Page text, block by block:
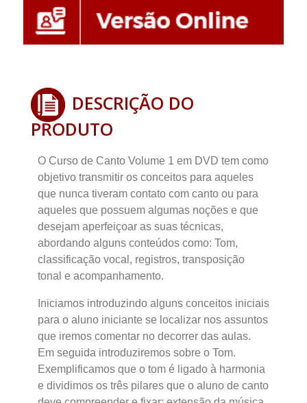
DESCRIÇÃO DO
PRODUTO
O Curso de Canto Volume 1 em DVD tem como
objetivo transmitir os conceitos para aqueles
que nunca tiveram contato com canto ou para
aqueles que possuem algumas noções e que
desejam aperfeiçoar as suas técnicas,
abordando alguns conteúdos como: Tom,
classificação vocal, registros, transposição
tonal e acompanhamento.
Iniciamos introduzindo alguns conceitos iniciais
para o aluno iniciante se localizar nos assuntos
que iremos comentar no decorrer das aulas.
Em seguida introduziremos sobre o Tom.
Exemplificamos que o tom é ligado à harmonia
e dividimos os três pilares que o aluno de canto